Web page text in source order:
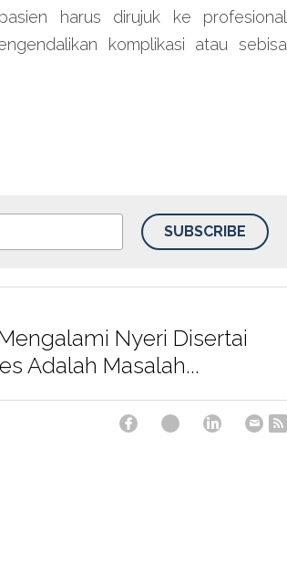
harus dirujuk ke profesional
komplikasi atau sebisa
SUBSCRIBE
Nyeri Disertai
Adalah Masalah...